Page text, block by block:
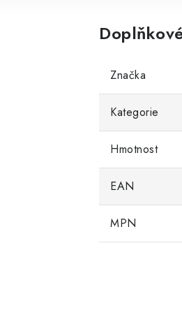
Značka
Kategorie
Hmotnost
EAN
MPN